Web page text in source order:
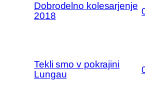
Dobrodelno kolesarjenje
2018
Tekli smo v pokrajini
Lungau